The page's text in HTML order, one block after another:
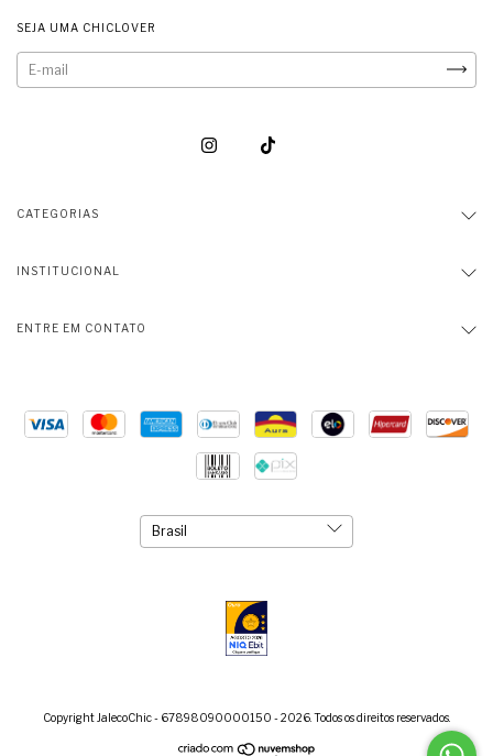
SEJA UMA CHICLOVER
CATEGORIAS
INSTITUCIONAL
ENTRE EM CONTATO
Copyright JalecoChic - 67898090000150 - 2026. Todos os direitos reservados.